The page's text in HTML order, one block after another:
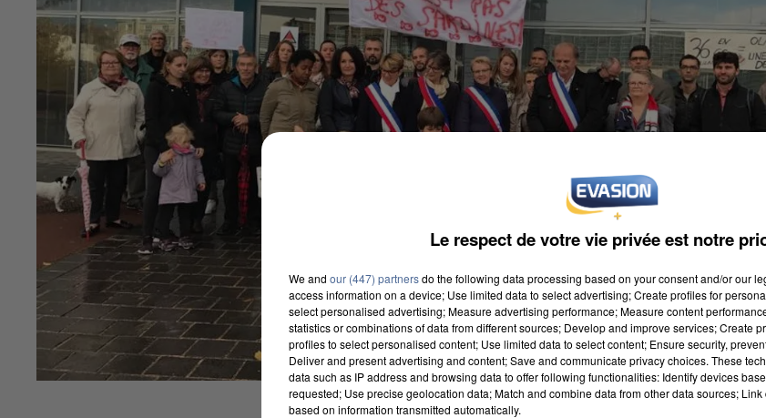
Le respect de votre vie privée est notre
We and our (447) partnersdo the following data processing based on your consent and/or our
access information on a device; Use limited data to select advertising; Create profiles for
select personalised advertising; Measure advertising performance; Measure content
statistics or combinations of data from different sources; Develop and improve services; Create
profiles to select personalised content; Use limited data to select content; Ensure security,
Deliver and present advertising and content; Save and communicate privacy choices. These
data such as IP address and browsing data to offer following functionalities: Identify devices
requested; Use precise geolocation data; Match and combine data from other data sources;
based on information transmitted automatically.